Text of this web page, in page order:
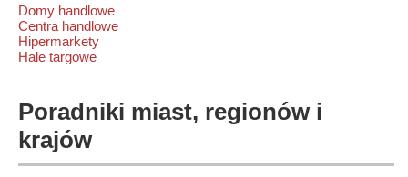
Domy handlowe
Centra handlowe
Hipermarkety
Hale targowe
Poradniki miast, regionów i
krajów